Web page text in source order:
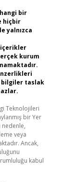
bir
hiçbir
yalnızca
içerikler
kurum
bilgiler taslak
Teknolojileri
bir Yer
nedenle,
veya
Ancak,
kabul